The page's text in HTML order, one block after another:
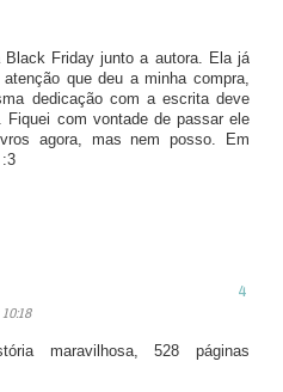
Black Friday junto a autora. Ela já
que deu a minha compra,
dedicação com a escrita deve
Fiquei com vontade de passar ele
agora, mas nem posso. Em
:3
maravilhosa, 528 páginas